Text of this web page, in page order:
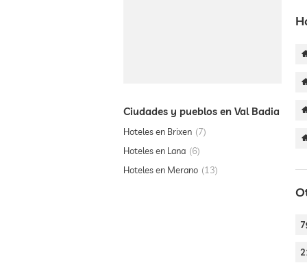
Ciudades y pueblos en Val Badia
Hoteles en Brixen
7
Hoteles en Lana
6
Hoteles en Merano
13